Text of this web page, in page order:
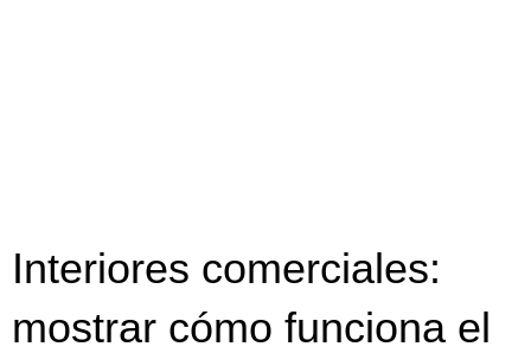
Interiores comerciales:
mostrar cómo funciona el